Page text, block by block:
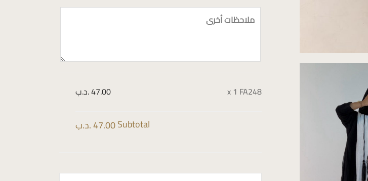
ملاحظات أخرى
x 1 FA248 47.00 .د.ب
Subtotal47.00 .د.ب